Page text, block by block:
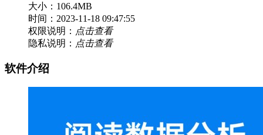
大小：106.4MB
时间：2023-11-18 09:47:55
权限说明： 点击查看
隐私说明： 点击查看
软件介绍